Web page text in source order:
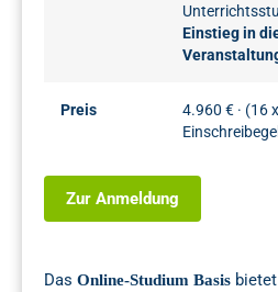
Einstieg in
Preis
4.960 € · (16
Zur Anmeldung
Das Online-Studium Basis